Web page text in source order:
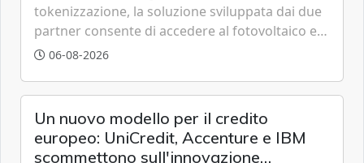
tokenizzazione, la soluzione sviluppata dai due
partner consente di accedere al fotovoltaico e
all'eolico ottenendo risparmi diretti in bolletta,
06-08-2026
Un nuovo modello per il credito
europeo: UniCredit, Accenture e IBM
scommettono sull'innovazione